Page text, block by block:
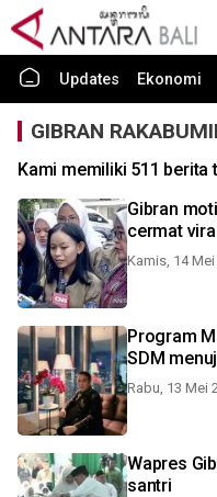
Updates Ekonomi
GIBRAN
Kami memiliki 511 berita
Gibran
cermat
Kamis, 14
Program
SDM
Rabu, 13 Mei
Wapres
santri